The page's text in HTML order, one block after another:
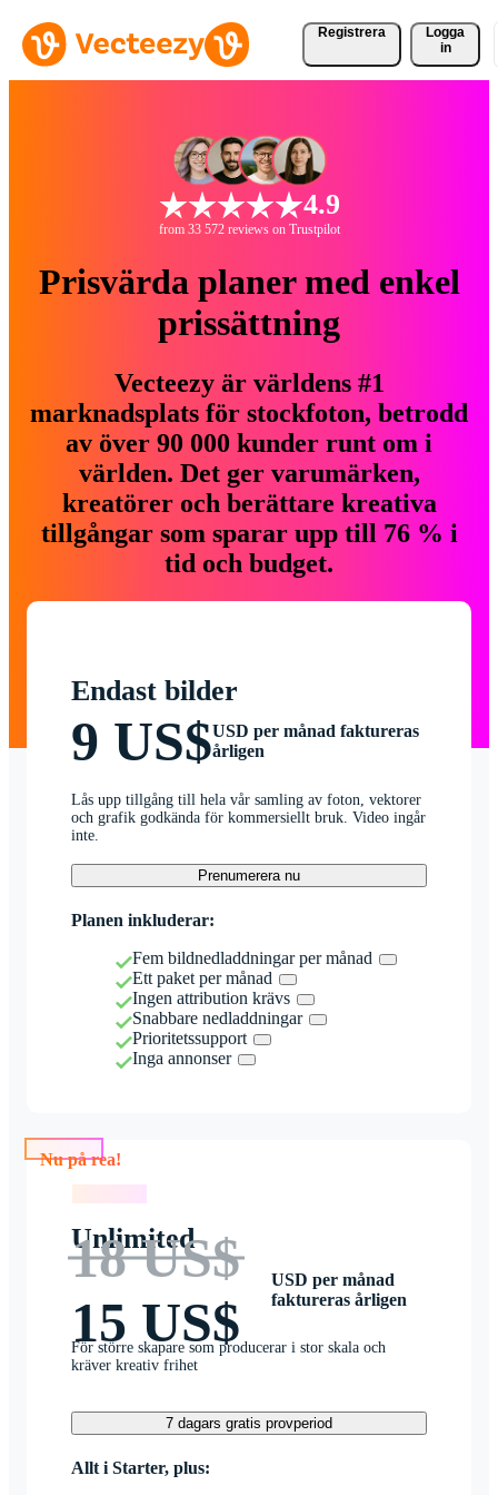
Registrera
Logga
in
4.9
from 33 572 reviews on Trustpilot
Prisvärda planer med enkel
prissättning
Vecteezy är världens #1
marknadsplats för stockfoton, betrodd
av över 90 000 kunder runt om i
världen. Det ger varumärken,
kreatörer och berättare kreativa
tillgångar som sparar upp till 76 % i
tid och budget.
Endast bilder
9 US$USD per månad faktureras
årligen
Lås upp tillgång till hela vår samling av foton, vektorer
och grafik godkända för kommersiellt bruk. Video ingår
inte.
Prenumerera nu
Planen inkluderar:
Fem bildnedladdningar per månad
Ett paket per månad
Ingen attribution krävs
Snabbare nedladdningar
Prioritetssupport
Inga annonser
Nu på rea!
Unlimited
18 US$
15 US$
USD per månad
faktureras årligen
För större skapare som producerar i stor skala och
kräver kreativ frihet
7 dagars gratis provperiod
Allt i Starter, plus: